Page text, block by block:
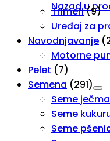
Nazad u
Trimeri(9)
Uređaj za
Navodnjavanje
Motorne
Pelet (7)
Semena (291)
Seme ječma
Seme
Seme